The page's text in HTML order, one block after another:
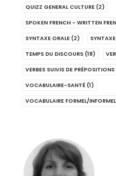
QUIZZ GENERAL CULTURE (2)
SPOKEN FRENCH - WRITTEN
SYNTAXE ORALE (2)
TEMPS DU DISCOURS (18)
VERBES SUIVIS DE PRÉPOSITIONS
VOCABULAIRE-SANTÉ (1)
VOCABULAIRE FORMEL/INFORMEL